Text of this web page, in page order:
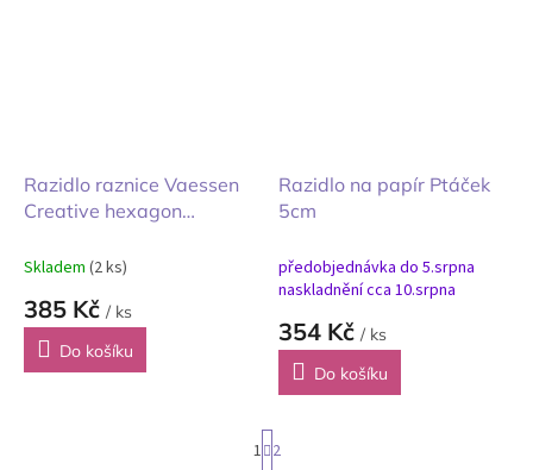
Razidlo raznice Vaessen
Creative hexagon
Skladem (2 ks)
385 Kč / ks
Do košíku
Razidlo na papír Ptáček
5cm
předobjednávka do 5.srpna
naskladnění cca 10.srpna
354 Kč / ks
Do košíku
S
t
1 2